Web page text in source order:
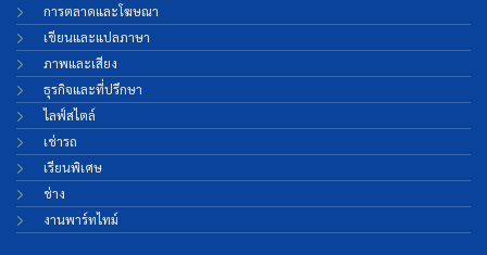
การตลาดและโฆษณา
เขียนและแปลภาษา
ภาพและเสียง
ธุรกิจและที่ปรึกษา
ไลฟ์สไตล์
เช่ารถ
เรียนพิเศษ
ช่าง
งานพาร์ทไทม์